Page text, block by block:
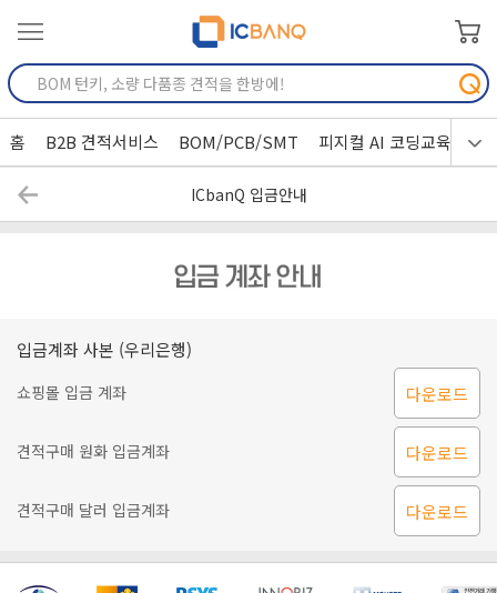
홈 B2B 견적서비스 BOM/PCB/SMT 피지컬 AI 코딩교육
ICbanQ 입금안내
입금계좌 사본 (우리은행)
쇼핑몰 입금 계좌 다운로드
견적구매 원화 입금계좌 다운로드
견적구매 달러 입금계좌 다운로드